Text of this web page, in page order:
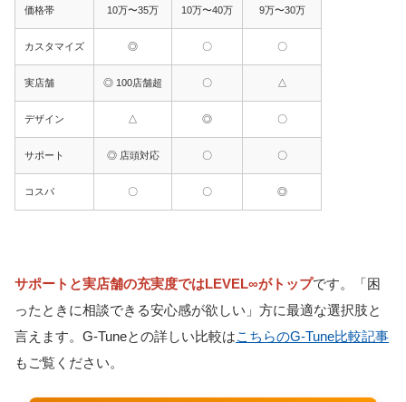
価格帯 10万〜35万 10万〜40万 9万〜30万
カスタマイズ ◎ 〇 〇
実店舗 ◎ 100店舗超 〇 △
デザイン △ ◎ 〇
サポート ◎ 店頭対応 〇 〇
コスパ 〇 〇 ◎
サポートと実店舗の充実度ではLEVEL∞がトップです。「困
ったときに相談できる安心感が欲しい」方に最適な選択肢と
言えます。G-Tuneとの詳しい比較はこちらのG-Tune比較記事
もご覧ください。